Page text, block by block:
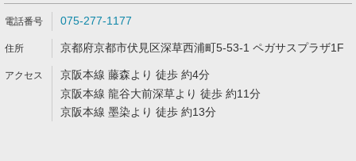
075-277-1177
京都府京都市伏見区深草西浦町5-53-1 ペガサスプラザ1F
京阪本線 藤森より 徒歩 約4分
京阪本線 龍谷大前深草より 徒歩 約11分
京阪本線 墨染より 徒歩 約13分